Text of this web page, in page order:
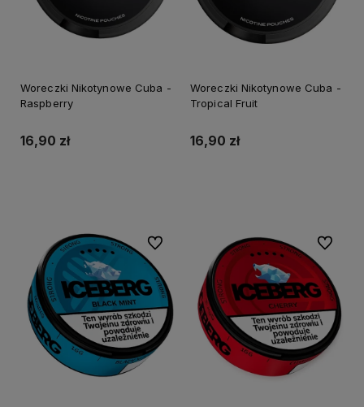
Woreczki Nikotynowe Cuba -
Raspberry
16,90 zł
Woreczki Nikotynowe Cuba -
Tropical Fruit
16,90 zł
Do ulubionych Do